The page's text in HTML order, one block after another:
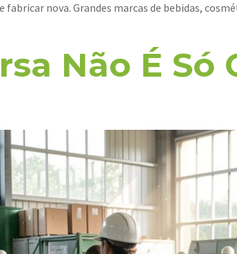
nova. Grandes marcas de bebidas,
Não É Só